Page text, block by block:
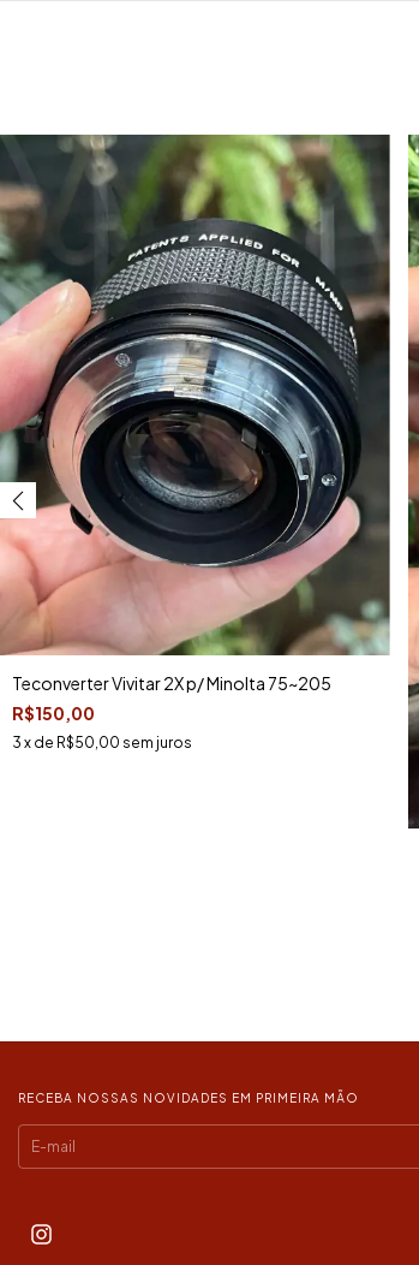
Teconverter Vivitar 2X p/ Minolta 75~205
R$150,00
3 x de R$50,00 sem juros
RECEBA NOSSAS NOVIDADES EM PRIMEIRA MÃO